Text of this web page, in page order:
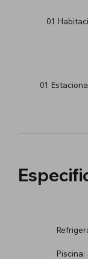
01
01
Piscina: